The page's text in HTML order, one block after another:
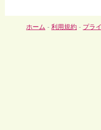
ホーム - 利用規約 - プラ